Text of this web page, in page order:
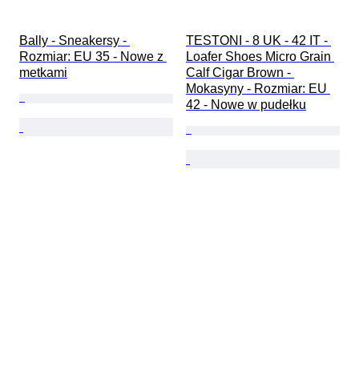
Bally - Sneakersy -
Rozmiar: EU 35 - Nowe z
metkami
TESTONI - 8 UK - 42 IT -
Loafer Shoes Micro Grain
Calf Cigar Brown -
Mokasyny - Rozmiar: EU
42 - Nowe w pudełku